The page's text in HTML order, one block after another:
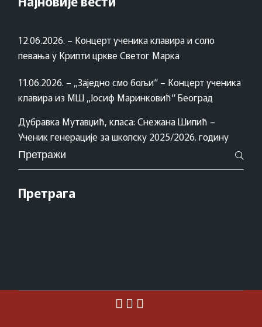
12.06.2026. – Концерт ученика клавира и соло
певања у Крипти цркве Светог Марка
11.06.2026. – „Заједно смо бољи“ – Концерт ученика
клавира из МШ „Јосиф Маринковић“ Београд
Дубравка Мутавџић, класа: Снежана Шипић –
Ученик генерације за школску 2025/2026. годину
Pretraži
za:
Претрага